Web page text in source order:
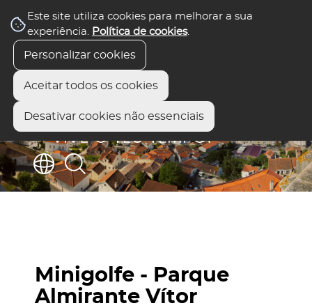
Este site utiliza cookies para melhorar a sua
experiência. Política de cookies.
Personalizar cookies
Aceitar todos os cookies
Desativar cookies não essenciais
Minigolfe - Parque
Almirante Vítor